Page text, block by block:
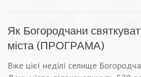
Як Богородчани
міста (ПРОГРАМА)
Вже цієї неділі селище